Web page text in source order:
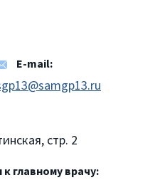
E-mail:
стр. 2
главному врачу: